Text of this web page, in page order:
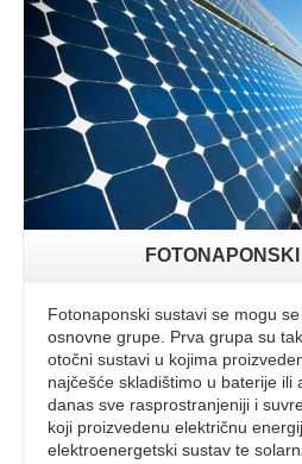
FOTONAPONSKI
Fotonaponski sustavi se mogu
osnovne grupe. Prva grupa su
otočni sustavi u kojima
najčešće skladištimo u baterije ili
danas sve rasprostranjeniji i
koji proizvedenu električnu
elektroenergetski sustav te